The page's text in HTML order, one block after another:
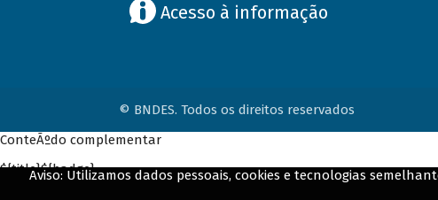
Acesso à informação
© BNDES. Todos os direitos reservados
Aviso: Utilizamos dados pessoais, cookies e tecnologias
ConteÃºdo complementar
${title}${badge}